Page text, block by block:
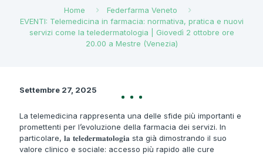
Home
Federfarma Veneto
EVENTI: Telemedicina in farmacia: normativa, pratica e nuovi
servizi come la teledermatologia | Giovedì 2 ottobre ore
20.00 a Mestre (Venezia)
Settembre 27, 2025
La telemedicina rappresenta una delle sfide più importanti e
promettenti per l’evoluzione della farmacia dei servizi. In
particolare, 𝐥𝐚 𝐭𝐞𝐥𝐞𝐝𝐞𝐫𝐦𝐚𝐭𝐨𝐥𝐨𝐠𝐢𝐚 sta già dimostrando il suo
valore clinico e sociale: accesso più rapido alle cure